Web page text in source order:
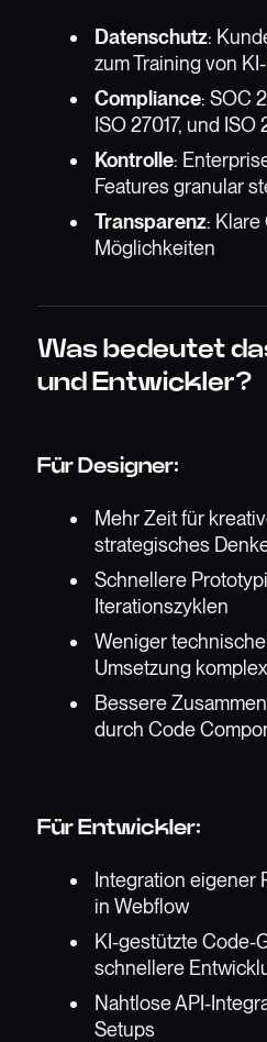
Datenschutz:
zum Training von
Compliance: SOC
ISO 27017, und
Kontrolle:
Features granular
Transparenz: Klare
Möglichkeiten
Was bedeutet
und Entwickler?
Für Designer:
Mehr Zeit für
strategisches
Schnellere
Iterationszyklen
Weniger
Umsetzung
Bessere
durch Code
Für Entwickler:
Integration eigener
in Webflow
KI-gestützte Code-
schnellere
Nahtlose API-
Setups